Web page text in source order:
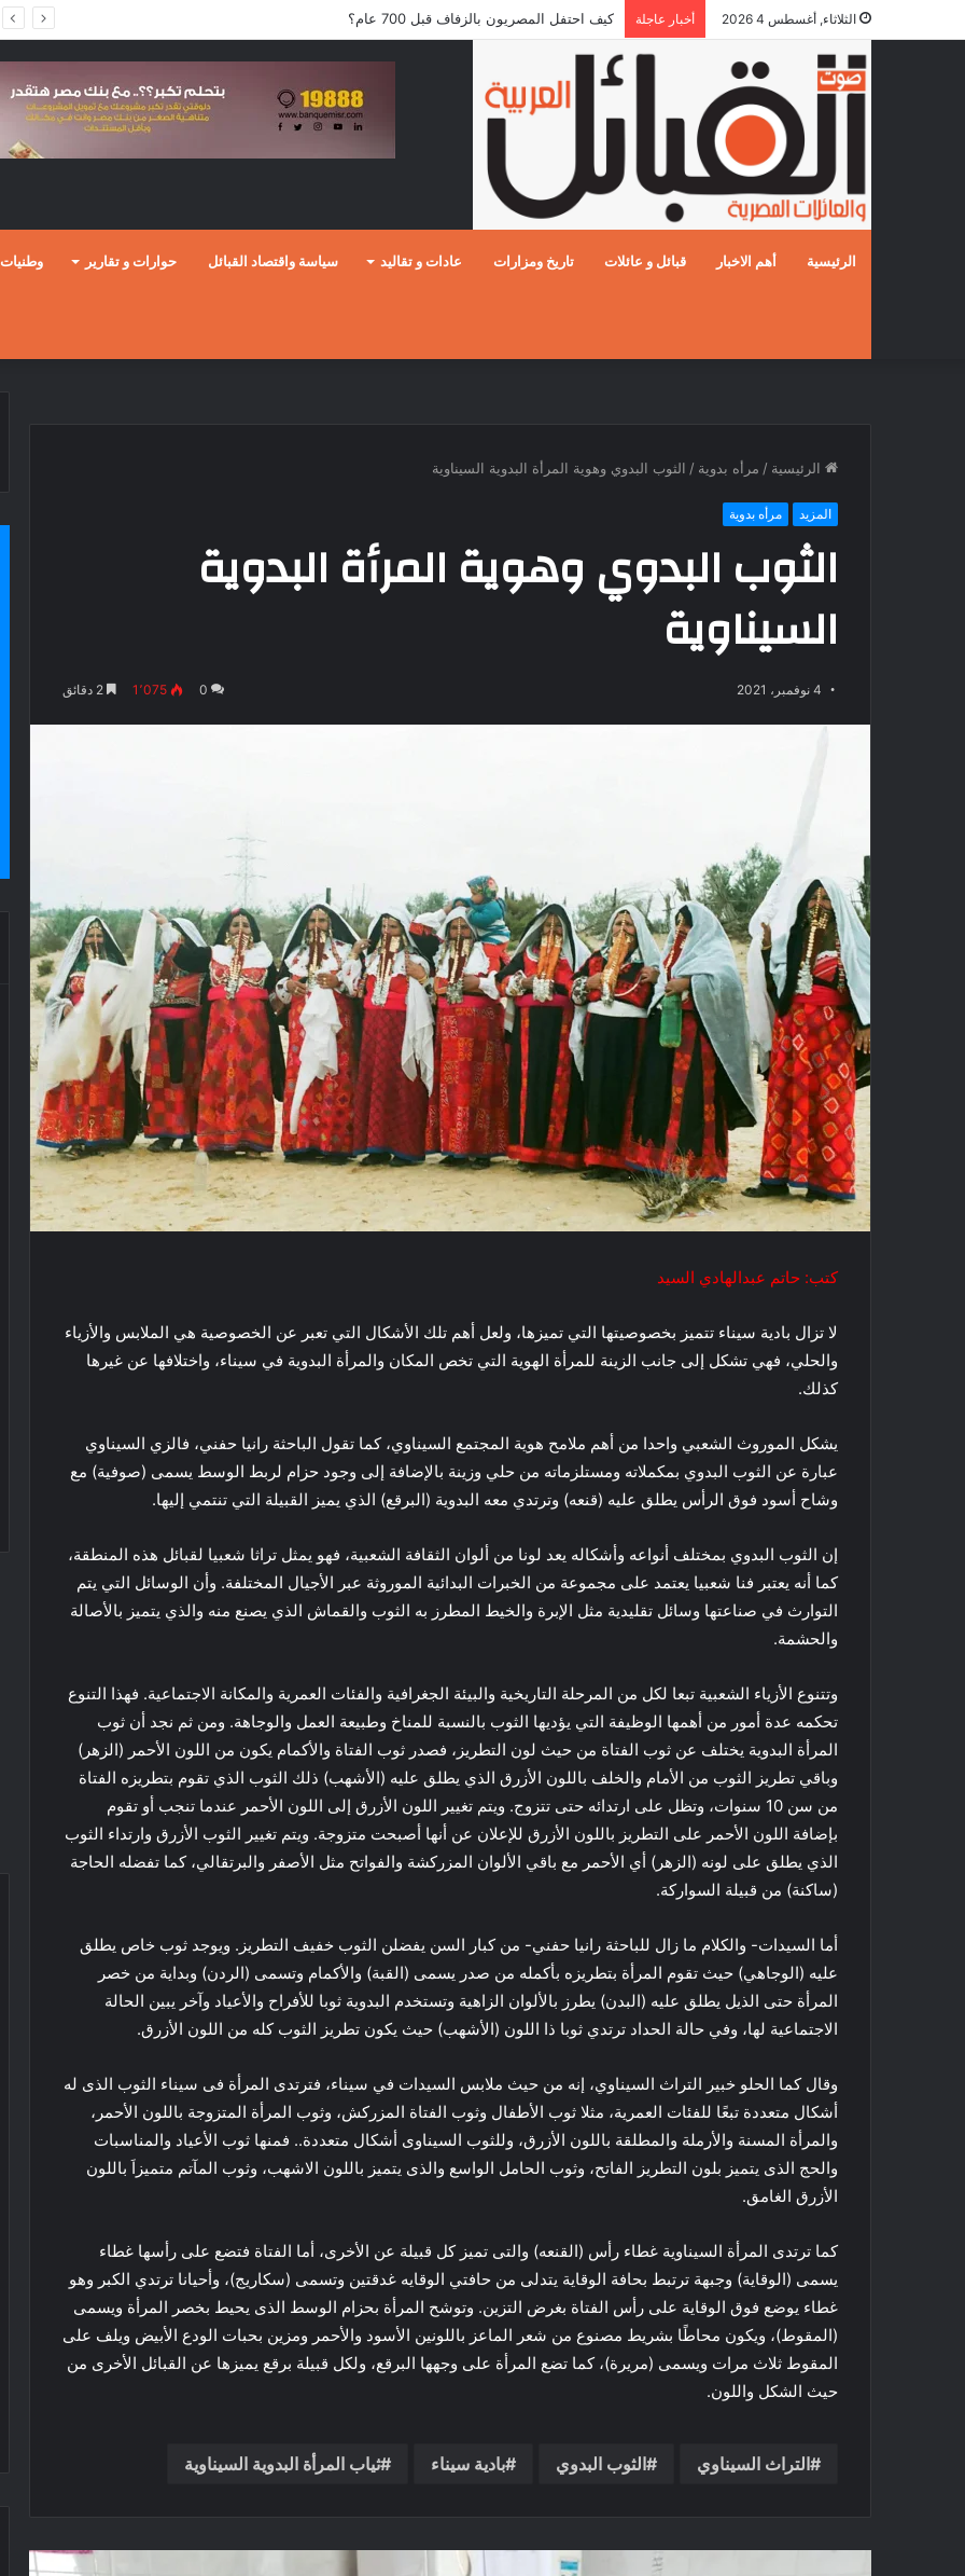
الثلاثاء, أغسطس 4 2026 أخبار عاجلة كيف احتفل المصريون بالزفاف قبل 700 عام؟
الرئيسية أهم الاخبار قبائل و عائلات تاريخ ومزارات عادات و تقاليد سياسة واقتصاد القبائل حوارات و تقارير وطنيات
الرئيسية / مرأه بدوية / الثوب البدوي وهوية المرأة البدوية السيناوية
المزيد مرأه بدوية
الثوب البدوي وهوية المرأة البدوية
السيناوية
4 نوفمبر، 2021 0 1٬075
كتب: حاتم عبدالهادي السيد
لا تزال بادية سيناء تتميز بخصوصيتها التي تميزها، ولعل أهم تلك الأشكال التي تعبر عن الخصوصية هي الملابس والأزياء
والحلي، فهي تشكل إلى جانب الزينة للمرأة الهوية التي تخص المكان والمرأة البدوية في سيناء، واختلافها عن غيرها
كذلك.
يشكل الموروث الشعبي واحدا من أهم ملامح هوية المجتمع السيناوي، كما تقول الباحثة رانيا حفني، فالزي السيناوي
عبارة عن الثوب البدوي بمكملاته ومستلزماته من حلي وزينة بالإضافة إلى وجود حزام لربط الوسط يسمى (صوفية) مع
وشاح أسود فوق الرأس يطلق عليه (قنعه) وترتدي معه البدوية (البرقع) الذي يميز القبيلة التي تنتمي إليها.
إن الثوب البدوي بمختلف أنواعه وأشكاله يعد لونا من ألوان الثقافة الشعبية، فهو يمثل تراثا شعبيا لقبائل هذه المنطقة،
كما أنه يعتبر فنا شعبيا يعتمد على مجموعة من الخبرات البدائية الموروثة عبر الأجيال المختلفة. وأن الوسائل التي يتم
التوارث في صناعتها وسائل تقليدية مثل الإبرة والخيط المطرز به الثوب والقماش الذي يصنع منه والذي يتميز بالأصالة
والحشمة.
وتتنوع الأزياء الشعبية تبعا لكل من المرحلة التاريخية والبيئة الجغرافية والفئات العمرية والمكانة الاجتماعية. فهذا التنوع
تحكمه عدة أمور من أهمها الوظيفة التي يؤديها الثوب بالنسبة للمناخ وطبيعة العمل والوجاهة. ومن ثم نجد أن ثوب
المرأة البدوية يختلف عن ثوب الفتاة من حيث لون التطريز، فصدر ثوب الفتاة والأكمام يكون من اللون الأحمر (الزهر)
وباقي تطريز الثوب من الأمام والخلف باللون الأزرق الذي يطلق عليه (الأشهب) ذلك الثوب الذي تقوم بتطريزه الفتاة
من سن 10 سنوات، وتظل على ارتدائه حتى تتزوج. ويتم تغيير اللون الأزرق إلى اللون الأحمر عندما تنجب أو تقوم
بإضافة اللون الأحمر على التطريز باللون الأزرق للإعلان عن أنها أصبحت متزوجة. ويتم تغيير الثوب الأزرق وارتداء الثوب
الذي يطلق على لونه (الزهر) أي الأحمر مع باقي الألوان المزركشة والفواتح مثل الأصفر والبرتقالي، كما تفضله الحاجة
(ساكنة) من قبيلة السواركة.
أما السيدات- والكلام ما زال للباحثة رانيا حفني- من كبار السن يفضلن الثوب خفيف التطريز. ويوجد ثوب خاص يطلق
عليه (الوجاهي) حيث تقوم المرأة بتطريزه بأكمله من صدر يسمى (القبة) والأكمام وتسمى (الردن) وبداية من خصر
المرأة حتى الذيل يطلق عليه (البدن) يطرز بالألوان الزاهية وتستخدم البدوية ثوبا للأفراح والأعياد وآخر يبين الحالة
الاجتماعية لها، وفي حالة الحداد ترتدي ثوبا ذا اللون (الأشهب) حيث يكون تطريز الثوب كله من اللون الأزرق.
وقال كما الحلو خبير التراث السيناوي، إنه من حيث ملابس السيدات في سيناء، فترتدى المرأة فى سيناء الثوب الذى له
أشكال متعددة تبعًا للفئات العمرية، مثلا ثوب الأطفال وثوب الفتاة المزركش، وثوب المرأة المتزوجة باللون الأحمر،
والمرأة المسنة والأرملة والمطلقة باللون الأزرق، وللثوب السيناوى أشكال متعددة.. فمنها ثوب الأعياد والمناسبات
والحج الذى يتميز بلون التطريز الفاتح، وثوب الحامل الواسع والذى يتميز باللون الاشهب، وثوب المآتم متميزاَ باللون
الأزرق الغامق.
كما ترتدى المرأة السيناوية غطاء رأس (القنعه) والتى تميز كل قبيلة عن الأخرى، أما الفتاة فتضع على رأسها غطاء
يسمى (الوقاية) وجبهة ترتبط بحافة الوقاية يتدلى من حافتي الوقايه غدقتين وتسمى (سكاريج)، وأحيانا ترتدي الكبر وهو
غطاء يوضع فوق الوقاية على رأس الفتاة بغرض التزين. وتوشح المرأة بحزام الوسط الذى يحيط بخصر المرأة ويسمى
(المقوط)، ويكون محاطًا بشريط مصنوع من شعر الماعز باللونين الأسود والأحمر ومزين بحبات الودع الأبيض ويلف على
المقوط ثلاث مرات ويسمى (مريرة)، كما تضع المرأة على وجهها البرقع، ولكل قبيلة برقع يميزها عن القبائل الأخرى من
حيث الشكل واللون.
التراث السيناوي الثوب البدوي بادية سيناء ثياب المرأة البدوية السيناوية